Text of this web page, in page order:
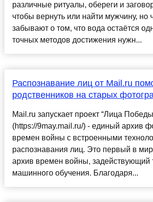
различные ритуалы, обереги и
чтобы вернуть или найти мужчину, но
забывают о том, что вода остаётся
точных методов достижения нужн...
Распознавание лиц от Mail.ru
родственников на старых
Mail.ru запускает проект “Лица
(https://9may.mail.ru/) - единый архив
времен войны с встроенными
распознавания лиц. Это первый в
архив времен войны, задействующий
машинного обучения. Благодаря...